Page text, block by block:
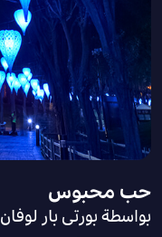
حب محبوس
بواسطة بورتى بار لوفان